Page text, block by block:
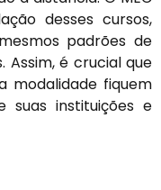
desses cursos,
padrões de
Assim, é crucial que
modalidade fiquem
suas instituições e